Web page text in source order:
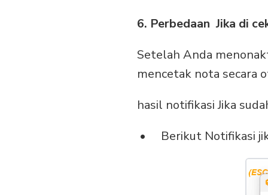
6. Perbedaan Jika di
Setelah Anda
mencetak nota secara
hasil notifikasi Jika
Berikut Notifikasi